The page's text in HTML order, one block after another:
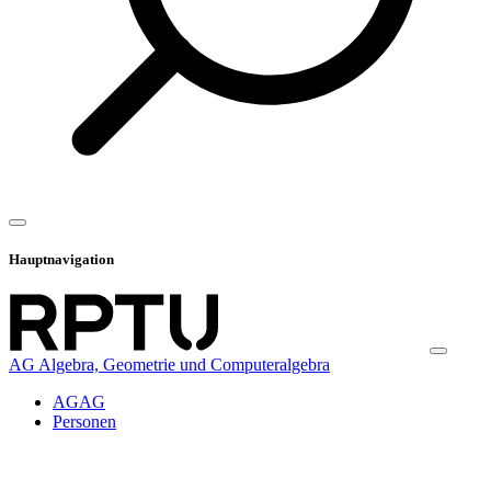
Hauptnavigation
AG Algebra, Geometrie und Computeralgebra
AGAG
Personen